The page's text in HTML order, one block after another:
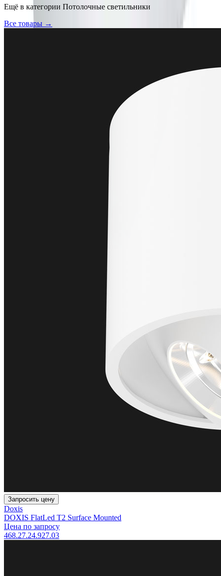
Ещё в категории Потолочные светильники
Все товары →
Запросить цену
Doxis
DOXIS FlatLed T2 Surface Mounted
Цена по запросу
468.27.24.927.03